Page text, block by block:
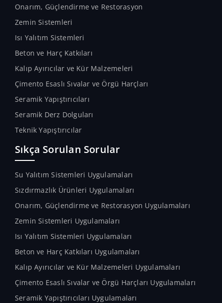
Onarım, Güçlendirme ve Restorasyon
Zemin Sistemleri
Isı Yalıtım Sistemleri
Beton ve Harç Katkıları
Kalıp Ayırıcılar ve Kür Malzemeleri
Çimento Esaslı Sıvalar ve Örgü Harçları
Seramik Yapıştırıcıları
Seramik Derz Dolguları
Teknik Yapıştırıcılar
Sıkça Sorulan Sorular
Su Yalıtım Sistemleri Uygulamaları
Sızdırmazlık Ürünleri Uygulamaları
Onarım, Güçlendirme ve Restorasyon Uygulamaları
Zemin Sistemleri Uygulamaları
Isı Yalıtım Sistemleri Uygulamaları
Beton ve Harç Katkıları Uygulamaları
Kalıp Ayırıcılar ve Kür Malzemeleri Uygulamaları
Çimento Esaslı Sıvalar ve Örgü Harçları Uygulamaları
Seramik Yapıştırıcıları Uygulamaları